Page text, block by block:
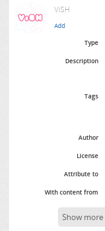
ViSH
Type
Description
Tags
Author
License
Attribute to
With content from
Show more